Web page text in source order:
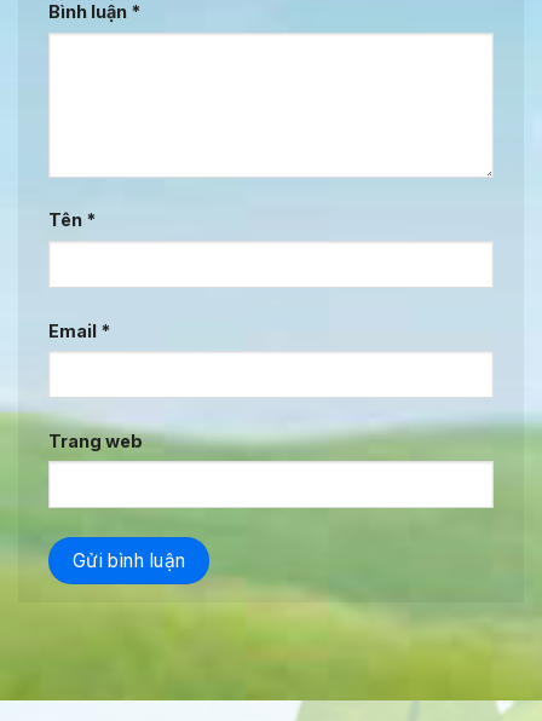
Bình luận *
Tên *
Email *
Trang web